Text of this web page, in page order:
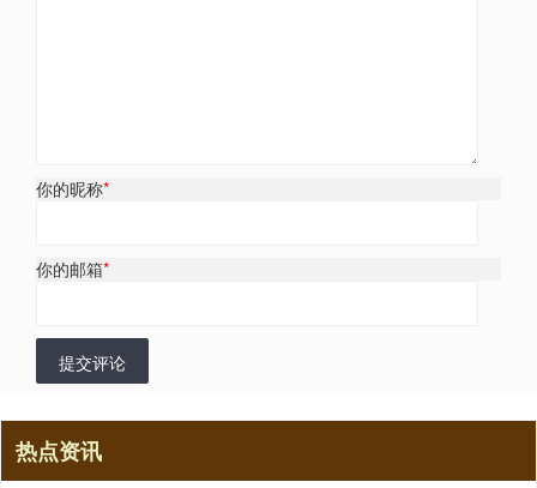
你的昵称*
你的邮箱*
提交评论
热点资讯